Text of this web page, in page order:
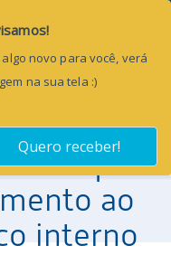
RN
que
ao
interno